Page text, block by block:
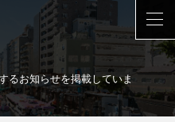
るお知らせを掲載していま